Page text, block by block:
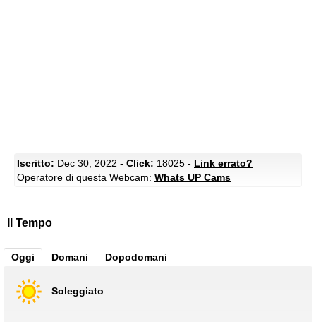
Iscritto: Dec 30, 2022 - Click: 18025 - Link errato?
Operatore di questa Webcam: Whats UP Cams
Il Tempo
Oggi Domani Dopodomani
Soleggiato